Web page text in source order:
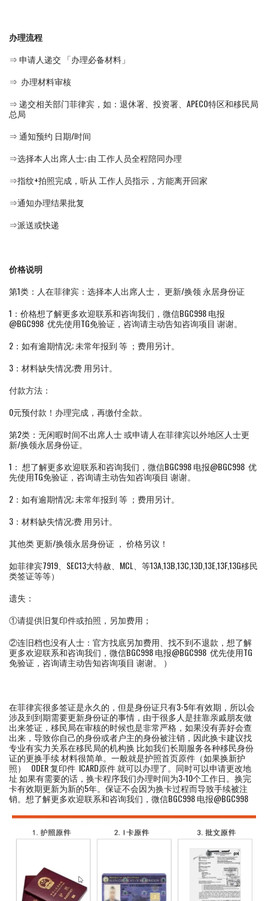
办理流程
⇒ 申请人递交 「办理必备材料」
⇒ 办理材料审核
⇒ 递交相关部门菲律宾，如：退休署、投资署、APECO特区和移民局
总局
⇒ 通知预约 日期/时间
⇒选择本人出席人士; 由 工作人员全程陪同办理
⇒指纹+拍照完成，听从 工作人员指示，方能离开回家
⇒通知办理结果批复
⇒派送或快递
价格说明
第1类：人在菲律宾：选择本人出席人士， 更新/换领 永居身份证
1：价格想了解更多欢迎联系和咨询我们，微信BGC998 电报
@BGC998 优先使用TG免验证，咨询请主动告知咨询项目 谢谢。
2：如有逾期情况; 未常年报到 等 ；费用另计。
3：材料缺失情况;费 用另计。
付款方法：
0元预付款！办理完成，再缴付全款。
第2类：无闲暇时间不出席人士 或申请人在菲律宾以外地区人士更
新/换领永居身份证。
1： 想了解更多欢迎联系和咨询我们，微信BGC998 电报@BGC998 优
先使用TG免验证，咨询请主动告知咨询项目 谢谢。
2：如有逾期情况; 未常年报到 等 ；费用另计。
3：材料缺失情况;费 用另计。
其他类 更新/换领永居身份证 ， 价格另议！
如菲律宾7919、SEC13大特赦、MCL、等13A,13B,13C,13D,13E,13F,13G移民
类签证等等）
遗失：
①请提供旧复印件或拍照，另加费用；
②连旧档也没有人士：官方找底另加费用、找不到不退款，想了解
更多欢迎联系和咨询我们，微信BGC998 电报@BGC998 优先使用TG
免验证，咨询请主动告知咨询项目 谢谢。 ）
在菲律宾很多签证是永久的，但是身份证只有3-5年有效期，所以会
涉及到到期需要更新身份证的事情，由于很多人是挂靠亲戚朋友做
出来签证，移民局在审核的时候也是非常严格，如果没有弄好会查
出来，导致你自己的身份或者户主的身份被注销，因此换卡建议找
专业有实力关系在移民局的机构换 比如我们长期服务各种移民身份
证的更换手续 材料很简单。一般就是护照首页原件（如果换新护
照） ODER 复印件 ICARD原件 就可以办理了。同时可以申请更改地
址 如果有需要的话，换卡程序我们办理时间为3-10个工作日。换完
卡有效期更新为新的5年。保证不会因为换卡过程而导致手续被注
销。想了解更多欢迎联系和咨询我们，微信BGC998 电报@BGC998